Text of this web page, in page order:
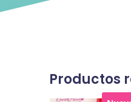
Productos